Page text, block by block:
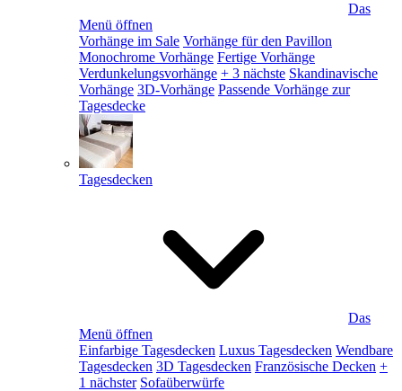
Das
Menü öffnen
Vorhänge im Sale Vorhänge für den Pavillon
Monochrome Vorhänge Fertige Vorhänge
Verdunkelungsvorhänge + 3 nächste Skandinavische
Vorhänge 3D-Vorhänge Passende Vorhänge zur
Tagesdecke
Tagesdecken
Das
Menü öffnen
Einfarbige Tagesdecken Luxus Tagesdecken Wendbare
Tagesdecken 3D Tagesdecken Französische Decken +
1 nächster Sofaüberwürfe